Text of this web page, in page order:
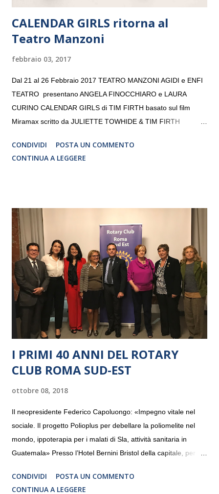
CALENDAR GIRLS ritorna al
Teatro Manzoni
febbraio 03, 2017
Dal 21 al 26 Febbraio 2017 TEATRO MANZONI AGIDI e ENFI
TEATRO presentano ANGELA FINOCCHIARO e LAURA
CURINO CALENDAR GIRLS di TIM FIRTH basato sul film
Miramax scritto da JULIETTE TOWHIDE & TIM FIRTH
CRISTINA PEZZOLI
CONDIVIDI
POSTA UN COMMENTO
CONTINUA A LEGGERE
I PRIMI 40 ANNI DEL ROTARY
CLUB ROMA SUD-EST
ottobre 08, 2018
Il neopresidente Federico Capoluongo: «Impegno vitale nel
sociale. Il progetto Polioplus per debellare la poliomelite nel
mondo, ippoterapia per i malati di Sla, attività sanitaria in
Guatemala» Presso l’Hotel Bernini Bristol della capitale, per la
programmazione del Rotary Club Roma Sud-Est che festeggia
CONDIVIDI
POSTA UN COMMENTO
CONTINUA A LEGGERE